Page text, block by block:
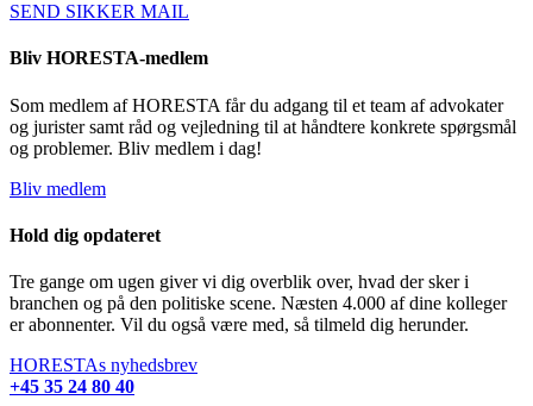
SEND SIKKER MAIL
Bliv HORESTA-medlem
Som medlem af HORESTA får du adgang til et team af advokater
og jurister samt råd og vejledning til at håndtere konkrete spørgsmål
og problemer. Bliv medlem i dag!
Bliv medlem
Hold dig opdateret
Tre gange om ugen giver vi dig overblik over, hvad der sker i
branchen og på den politiske scene. Næsten 4.000 af dine kolleger
er abonnenter. Vil du også være med, så tilmeld dig herunder.
HORESTAs nyhedsbrev
+45 35 24 80 40